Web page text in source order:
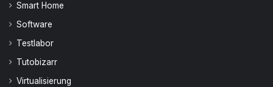
Smart Home
Software
Testlabor
Tutobizarr
Virtualisierung